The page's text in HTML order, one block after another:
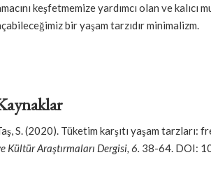
keşfetmemize yardımcı olan ve
bir yaşam tarzıdır minimalizm.
S. (2020). Tüketim karşıtı yaşam tarzları:
Kültür Araştırmaları Dergisi, 6. 38-64. DOI: